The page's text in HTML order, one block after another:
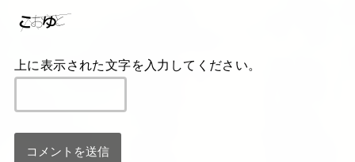
上に表示された文字を入力してください。